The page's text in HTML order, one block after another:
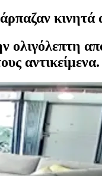
ολιγόλεπτη
αντικείμενα.